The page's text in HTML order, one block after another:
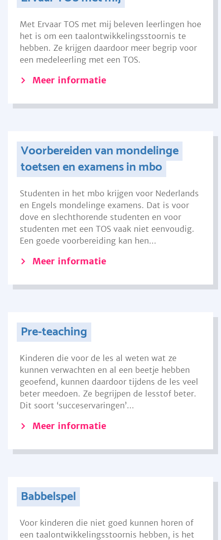
Met Ervaar TOS met mij beleven leerlingen hoe
het is om een taalontwikkelingsstoornis te
hebben. Ze krijgen daardoor meer begrip voor
een medeleerling met een TOS.
Meer informatie
Voorbereiden van mondelinge
toetsen en examens in mbo
Studenten in het mbo krijgen voor Nederlands
en Engels mondelinge examens. Dat is voor
dove en slechthorende studenten en voor
studenten met een TOS vaak niet eenvoudig.
Een goede voorbereiding kan hen...
Meer informatie
Pre-teaching
Kinderen die voor de les al weten wat ze
kunnen verwachten en al een beetje hebben
geoefend, kunnen daardoor tijdens de les veel
beter meedoen. Ze begrijpen de lesstof beter.
Dit soort ‘succeservaringen’...
Meer informatie
Babbelspel
Voor kinderen die niet goed kunnen horen of
een taalontwikkelingsstoornis hebben, is het